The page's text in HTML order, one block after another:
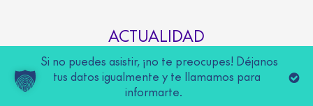
ACTUALIDAD
Lo último sobre educación
internacional
Si no puedes asistir, ¡no te preocupes! Déjanos
tus datos igualmente y te llamamos para
informarte.